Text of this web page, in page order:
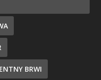
BRWI